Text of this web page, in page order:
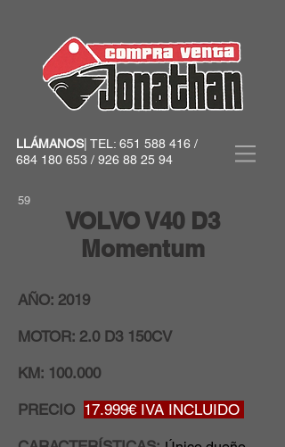
LLÁMANOS| TEL: 651 588 416 /
684 180 653 / 926 88 25 94
59
VOLVO V40 D3
Momentum
AÑO: 2019
MOTOR: 2.0 D3 150CV
KM: 100.000
PRECIO 17.999€ IVA INCLUIDO